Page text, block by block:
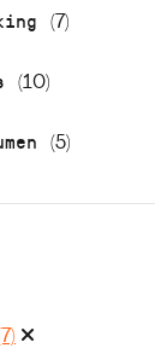
(7)
(10)
(5)